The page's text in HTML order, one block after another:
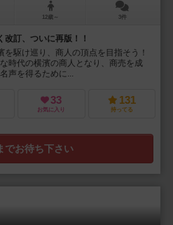
12歳～ 3件
訂、ついに再版！！
駆け巡り、商人の頂点を目指そう！
時代の横濱の商人となり、商売を成
声を得るために...
33
お気に入り
131
持ってる
でお待ち下さい